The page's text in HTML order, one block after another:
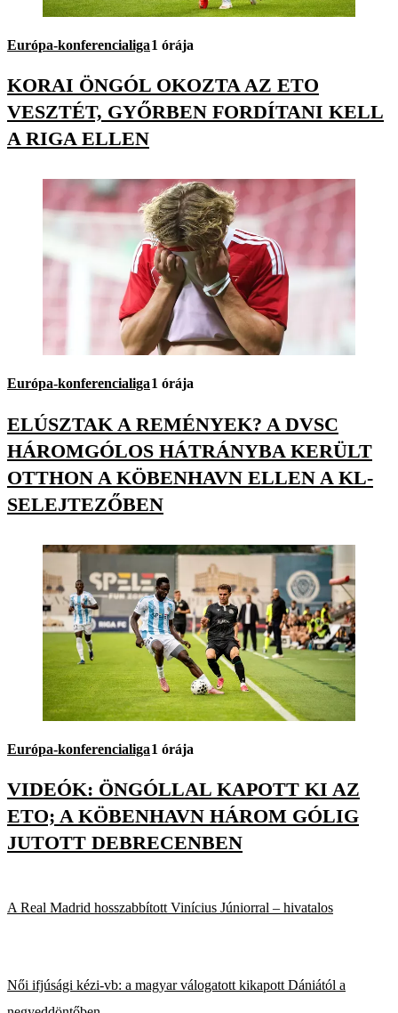
Európa-konferencialiga1 órája
KORAI ÖNGÓL OKOZTA AZ ETO
VESZTÉT, GYŐRBEN FORDÍTANI KELL
A RIGA ELLEN
Európa-konferencialiga1 órája
ELÚSZTAK A REMÉNYEK? A DVSC
HÁROMGÓLOS HÁTRÁNYBA KERÜLT
OTTHON A KÖBENHAVN ELLEN A KL-
SELEJTEZŐBEN
Európa-konferencialiga1 órája
VIDEÓK: ÖNGÓLLAL KAPOTT KI AZ
ETO; A KÖBENHAVN HÁROM GÓLIG
JUTOTT DEBRECENBEN
A Real Madrid hosszabbított Vinícius Júniorral – hivatalos
Női ifjúsági kézi-vb: a magyar válogatott kikapott Dániától a